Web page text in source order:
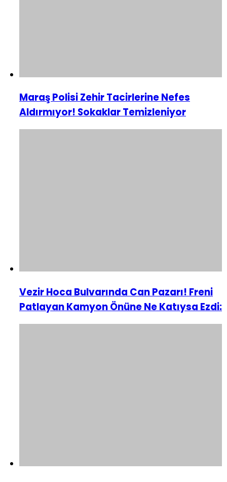
Maraş Polisi Zehir Tacirlerine Nefes
Aldırmıyor! Sokaklar Temizleniyor
Vezir Hoca Bulvarında Can Pazarı! Freni
Patlayan Kamyon Önüne Ne Katıysa Ezdi: